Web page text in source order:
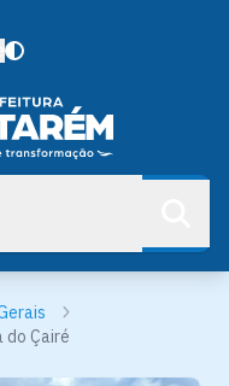
do Çairé